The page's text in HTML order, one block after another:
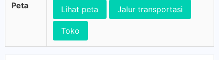
Peta Lihat peta Jalur transportasi
Toko